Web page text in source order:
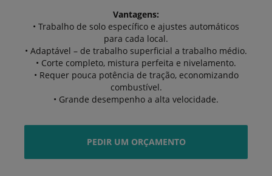
Vantagens:
• Trabalho de solo específico e ajustes automáticos
para cada local.
• Adaptável – de trabalho superficial a trabalho médio.
• Corte completo, mistura perfeita e nivelamento.
• Requer pouca potência de tração, economizando
combustível.
• Grande desempenho a alta velocidade.
PEDIR UM ORÇAMENTO